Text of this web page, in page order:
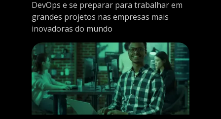
DevOps e se preparar para trabalhar em
grandes projetos nas empresas mais
inovadoras do mundo